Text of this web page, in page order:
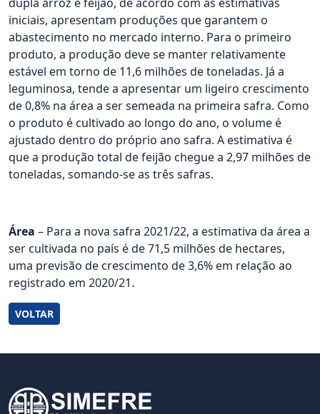
iniciais, apresentam produções que garantem o
abastecimento no mercado interno. Para o primeiro
produto, a produção deve se manter relativamente
estável em torno de 11,6 milhões de toneladas. Já a
leguminosa, tende a apresentar um ligeiro crescimento
de 0,8% na área a ser semeada na primeira safra. Como
o produto é cultivado ao longo do ano, o volume é
ajustado dentro do próprio ano safra. A estimativa é
que a produção total de feijão chegue a 2,97 milhões de
toneladas, somando-se as três safras.
Área – Para a nova safra 2021/22, a estimativa da área a
ser cultivada no país é de 71,5 milhões de hectares,
uma previsão de crescimento de 3,6% em relação ao
registrado em 2020/21.
VOLTAR